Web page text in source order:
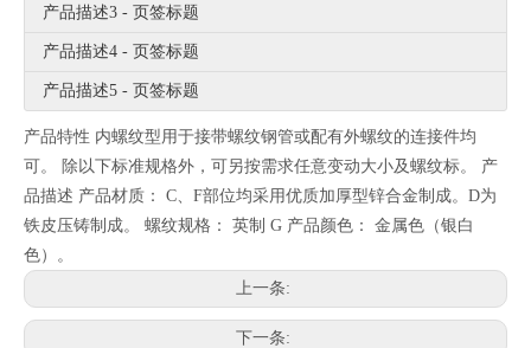
产品描述3 - 页签标题
产品描述4 - 页签标题
产品描述5 - 页签标题
产品特性 内螺纹型用于接带螺纹钢管或配有外螺纹的连接件均
可。 除以下标准规格外，可另按需求任意变动大小及螺纹标。 产
品描述 产品材质： C、F部位均采用优质加厚型锌合金制成。D为
铁皮压铸制成。 螺纹规格： 英制 G 产品颜色： 金属色（银白
色）。
上一条:
下一条: